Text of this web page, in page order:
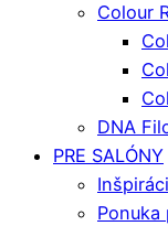
Colour
DNA
PRE SALÓNY
Ponuka